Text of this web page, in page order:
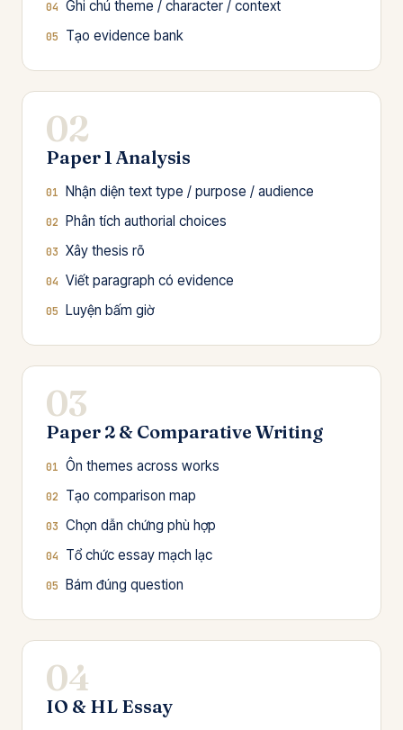
Ghi chú theme / character / context
Tạo evidence bank
02
Paper 1 Analysis
Nhận diện text type / purpose / audience
Phân tích authorial choices
Xây thesis rõ
Viết paragraph có evidence
Luyện bấm giờ
03
Paper 2 & Comparative Writing
Ôn themes across works
Tạo comparison map
Chọn dẫn chứng phù hợp
Tổ chức essay mạch lạc
Bám đúng question
04
IO & HL Essay